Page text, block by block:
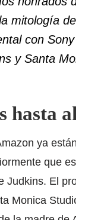
mitología de
con Sony
y Santa
hasta
ya están
que
Judkins. El
Monica